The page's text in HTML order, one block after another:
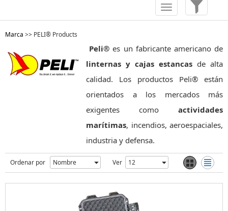
Marca >> PELI® Products
Peli®es un fabricante americano de
linternas y cajas estancas de alta
calidad. Los productos Peli® están
orientados a los mercados más
exigentes como actividades
marítimas, incendios, aeroespaciales,
industria y defensa.
Ordenar por Ver